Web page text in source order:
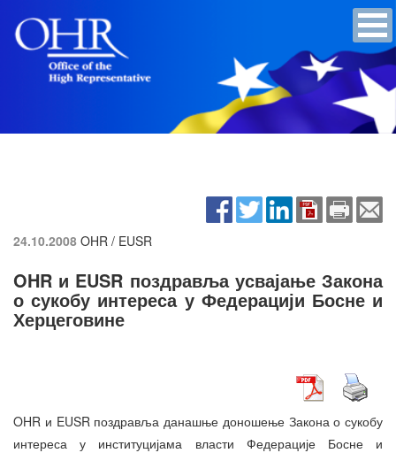
24.10.2008 OHR / EUSR
OHR и EUSR поздравља усвајање Закона
о сукобу интереса у Федерацији Босне и
Херцеговине
OHR и EUSR поздравља данашње доношење Закона о сукобу
интереса у институцијама власти Федерације Босне и